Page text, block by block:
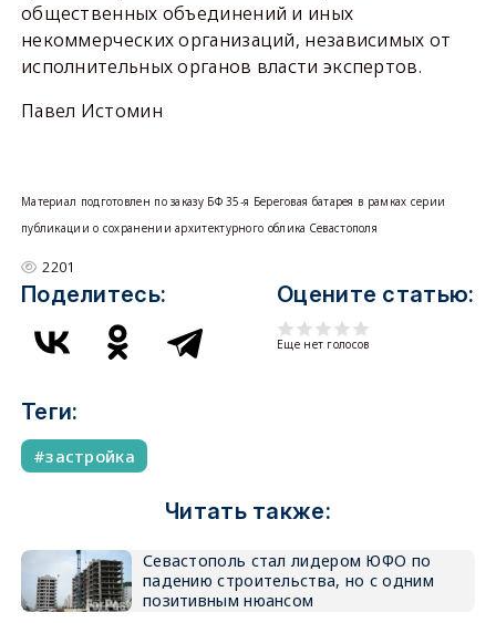
общественных объединений и иных
некоммерческих организаций, независимых от
исполнительных органов власти экспертов.
Павел Истомин
Материал подготовлен по заказу БФ 35-я Береговая батарея в рамках серии
публикации о сохранении архитектурного облика Севастополя
2201
Поделитесь: Оцените статью:
Еще нет голосов
Теги:
застройка
Читать также:
Севастополь стал лидером ЮФО по
падению строительства, но с одним
позитивным нюансом